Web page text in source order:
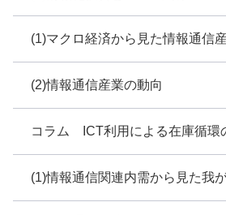
(1)マクロ経済から見た情報通信
(2)情報通信産業の動向
コラム ICT利用による在庫循環
(1)情報通信関連内需から見た我